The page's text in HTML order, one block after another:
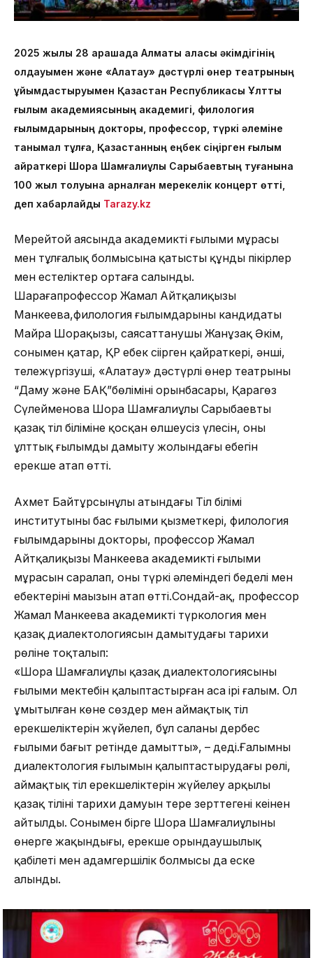
2025 жылы 28 қарашада Алматы қаласы әкімдігінің
қолдауымен және «Алатау» дәстүрлі өнер театрының
ұйымдастыруымен Қазақстан Республикасы Ұлттық
ғылым академиясының академигі, филология
ғылымдарының докторы, профессор, түркі әлеміне
танымал тұлға, Қазақстанның еңбек сіңірген ғылым
қайраткері Шора Шамғалиұлы Сарыбаевтың туғанына
100 жыл толуына арналған мерекелік концерт өтті,
деп хабарлайды Tarazy.kz
Мерейтой аясында академиктің ғылыми мұрасы
мен тұлғалық болмысына қатысты құнды пікірлер
мен естеліктер ортаға салынды.
Шарағапрофессор Жамал Айтқалиқызы
Манкеева,филология ғылымдарының кандидаты
Майра Шорақызы, саясаттанушы Жанұзақ Әкім,
сонымен қатар, ҚР еңбек сіңірген қайраткері, әнші,
тележүргізуші, «Алатау» дәстүрлі өнер театрының
“Даму және БАҚ”бөлімінің орынбасары, Қарагөз
Сүлейменова Шора Шамғалиұлы Сарыбаевтың
қазақ тіл біліміне қосқан өлшеусіз үлесін, оның
ұлттық ғылымды дамыту жолындағы еңбегін
ерекше атап өтті.
Ахмет Байтұрсынұлы атындағы Тіл білімі
институтының бас ғылыми қызметкері, филология
ғылымдарының докторы, профессор Жамал
Айтқалиқызы Манкеева академиктің ғылыми
мұрасын саралап, оның түркі әлеміндегі беделі мен
еңбектерінің маңызын атап өтті.Сондай-ақ, профессор
Жамал Манкеева академиктің түркология мен
қазақ диалектологиясын дамытудағы тарихи
рөліне тоқталып:
«Шора Шамғалиұлы қазақ диалектологиясының
ғылыми мектебін қалыптастырған аса ірі ғалым. Ол
ұмытылған көне сөздер мен аймақтық тіл
ерекшеліктерін жүйелеп, бұл саланы дербес
ғылыми бағыт ретінде дамытты», – деді.Ғалымның
диалектология ғылымын қалыптастырудағы рөлі,
аймақтық тіл ерекшеліктерін жүйелеу арқылы
қазақ тілінің тарихи дамуын терең зерттегені кеңінен
айтылды. Сонымен бірге Шора Шамғалиұлының
өнерге жақындығы, ерекше орындаушылық
қабілеті мен адамгершілік болмысы да еске
алынды.